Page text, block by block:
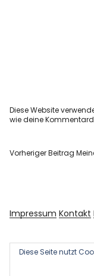
Diese Website
wie deine
Vorheriger Beitrag
Impressum Kontakt
Diese Seite nutzt